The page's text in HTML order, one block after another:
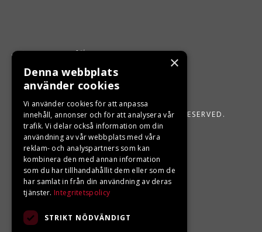
LJUNGBERGS MOTOR 2026. ALL RIGHTS RESERVED.
POWERED BY EMPORI CMS
×
Denna webbplats
använder cookies
Vi använder cookies för att anpassa
innehåll, annonser och för att analysera vår
trafik. Vi delar också information om din
användning av vår webbplats med våra
reklam- och analyspartners som kan
kombinera den med annan information
som du har tillhandahållit dem eller som de
har samlat in från din användning av deras
tjänster. Integritetspolicy
STRIKT NÖDVÄNDIGT